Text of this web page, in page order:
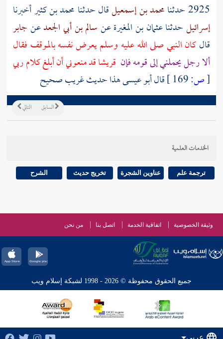
2925 حدثنا محمد بن إسمعيلقال حدثنا محمد بن كثيرأخبرنا
إسرائيلحدثناعثمان بن المغيرةعنسالم بن أبي الجعدعنجابر
قالكان النبي صلى الله عليه وسلم يعرض نفسه بالموقف فقال
ألا رجل يحملني إلى قومه فإن قريشاقد منعوني أن أبلغ كلام ربي
[ص: قال أبو عيسى هذا حديث غريب صحيح
التالي السابق
الخدمات العلمية
ترجمة علم عناوين الشجرة تخريج حديث الشرح
وثيقة الخصوصية اتفاقية الخدمة اتصل بنا من نحن
جميع الحقوق محفوظة © 2026 - 1998 لشبكة إسلام ويب